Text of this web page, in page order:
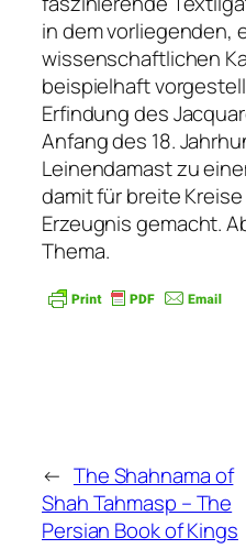
in dem vorliegenden,
wissenschaftlichen
beispielhaft
Erfindung des
Anfang des 18.
Leinendamast zu
damit für breite
Erzeugnis gemacht.
Thema.
← The Shahnama of
Shah Tahmasp – The
Persian Book of Kings